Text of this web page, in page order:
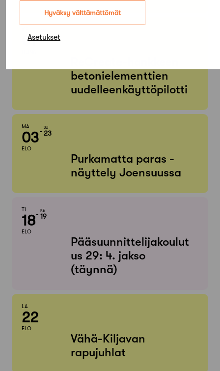
Hyväksy välttämättömät
Asetukset
01 31
ELO
betonielementtien
uudelleenkäyttöpilotti
MA
03
ELO
SU
23
Purkamatta paras -
näyttely Joensuussa
TI
18
ELO
KE
19
Pääsuunnittelijakoulut
us 29: 4. jakso
(täynnä)
LA
22
ELO
Vähä-Kiljavan
rapujuhlat